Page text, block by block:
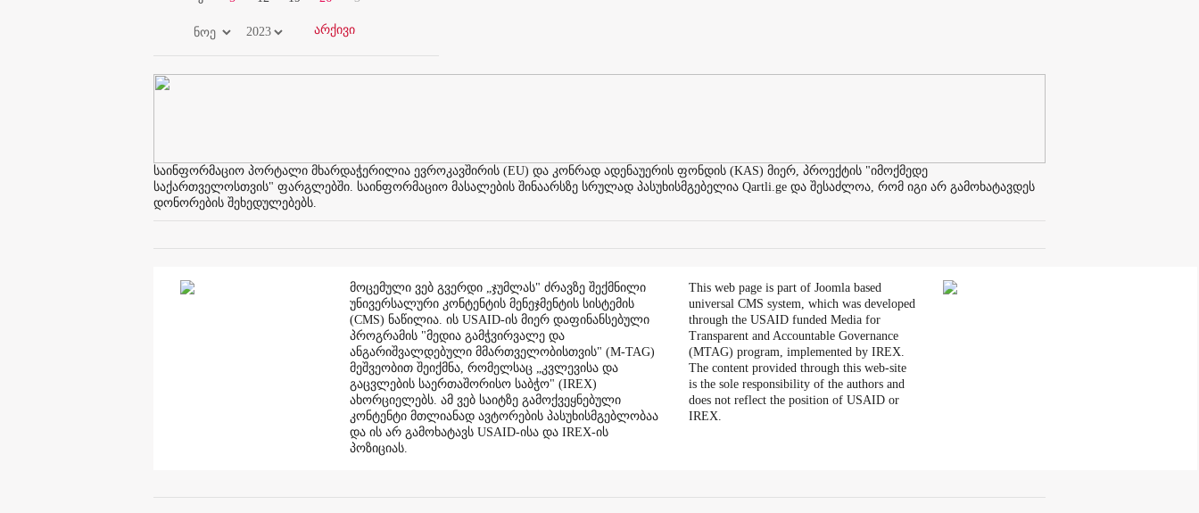
საინფორმაციო პორტალი მხარდაჭერილია ევროკავშირის (EU) და კონრად ადენაუერის ფონდის (KAS) მიერ, პროექტის "იმოქმედე
საქართველოსთვის" ფარგლებში. საინფორმაციო მასალების შინაარსზე სრულად პასუხისმგებელია Qartli.ge და შესაძლოა, რომ იგი არ გამოხატავდეს
დონორების შეხედულებებს.
მოცემული ვებ გვერდი „ჯუმლას" ძრავზე შექმნილი
უნივერსალური კონტენტის მენეჯმენტის სისტემის
(CMS) ნაწილია. ის USAID-ის მიერ დაფინანსებული
პროგრამის "მედია გამჭვირვალე და
ანგარიშვალდებული მმართველობისთვის" (M-TAG)
მეშვეობით შეიქმნა, რომელსაც „კვლევისა და
გაცვლების საერთაშორისო საბჭო" (IREX)
ახორციელებს. ამ ვებ საიტზე გამოქვეყნებული
კონტენტი მთლიანად ავტორების პასუხისმგებლობაა
და ის არ გამოხატავს USAID-ისა და IREX-ის
პოზიციას.
This web page is part of Joomla based
universal CMS system, which was developed
through the USAID funded Media for
Transparent and Accountable Governance
(MTAG) program, implemented by IREX.
The content provided through this web-site
is the sole responsibility of the authors and
does not reflect the position of USAID or
IREX.